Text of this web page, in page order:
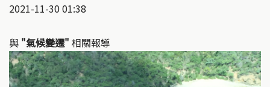
2021-11-30 01:38
與 "氣候變遷" 相關報導